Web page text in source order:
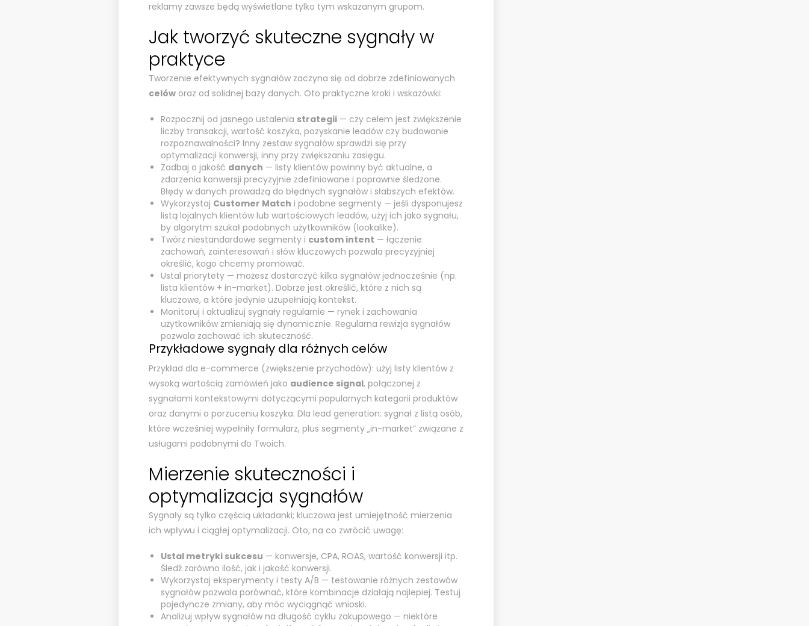
reklamy zawsze będą wyświetlane tylko tym wskazanym grupom.
Jak tworzyć skuteczne sygnały w
praktyce
Tworzenie efektywnych sygnałów zaczyna się od dobrze zdefiniowanych
celów oraz od solidnej bazy danych. Oto praktyczne kroki i wskazówki:
Rozpocznij od jasnego ustalenia strategii — czy celem jest zwiększenie
liczby transakcji, wartość koszyka, pozyskanie leadów czy budowanie
rozpoznawalności? Inny zestaw sygnałów sprawdzi się przy
optymalizacji konwersji, inny przy zwiększaniu zasięgu.
Zadbaj o jakość danych — listy klientów powinny być aktualne, a
zdarzenia konwersji precyzyjnie zdefiniowane i poprawnie śledzone.
Błędy w danych prowadzą do błędnych sygnałów i słabszych efektów.
Wykorzystaj Customer Match i podobne segmenty — jeśli dysponujesz
listą lojalnych klientów lub wartościowych leadów, użyj ich jako sygnału,
by algorytm szukał podobnych użytkowników (lookalike).
Twórz niestandardowe segmenty i custom intent — łączenie
zachowań, zainteresowań i słów kluczowych pozwala precyzyjniej
określić, kogo chcemy promować.
Ustal priorytety — możesz dostarczyć kilka sygnałów jednocześnie (np.
lista klientów + in-market). Dobrze jest określić, które z nich są
kluczowe, a które jedynie uzupełniają kontekst.
Monitoruj i aktualizuj sygnały regularnie — rynek i zachowania
użytkowników zmieniają się dynamicznie. Regularna rewizja sygnałów
pozwala zachować ich skuteczność.
Przykładowe sygnały dla różnych celów
Przykład dla e-commerce (zwiększenie przychodów): użyj listy klientów z
wysoką wartością zamówień jako audience signal, połączonej z
sygnałami kontekstowymi dotyczącymi popularnych kategorii produktów
oraz danymi o porzuceniu koszyka. Dla lead generation: sygnał z listą osób,
które wcześniej wypełniły formularz, plus segmenty „in-market” związane z
usługami podobnymi do Twoich.
Mierzenie skuteczności i
optymalizacja sygnałów
Sygnały są tylko częścią układanki; kluczowa jest umiejętność mierzenia
ich wpływu i ciągłej optymalizacji. Oto, na co zwrócić uwagę:
Ustal metryki sukcesu — konwersje, CPA, ROAS, wartość konwersji itp.
Śledź zarówno ilość, jak i jakość konwersji.
Wykorzystaj eksperymenty i testy A/B — testowanie różnych zestawów
sygnałów pozwala porównać, które kombinacje działają najlepiej. Testuj
pojedyncze zmiany, aby móc wyciągnąć wnioski.
Analizuj wpływ sygnałów na długość cyklu zakupowego — niektóre